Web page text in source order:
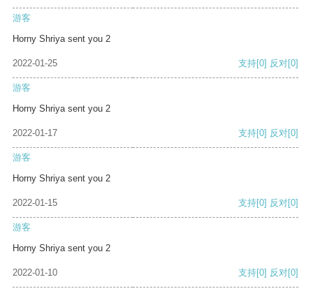
游客
Horny Shriya sent you 2
2022-01-25 支持[0] 反对[0]
游客
Horny Shriya sent you 2
2022-01-17 支持[0] 反对[0]
游客
Horny Shriya sent you 2
2022-01-15 支持[0] 反对[0]
游客
Horny Shriya sent you 2
2022-01-10 支持[0] 反对[0]